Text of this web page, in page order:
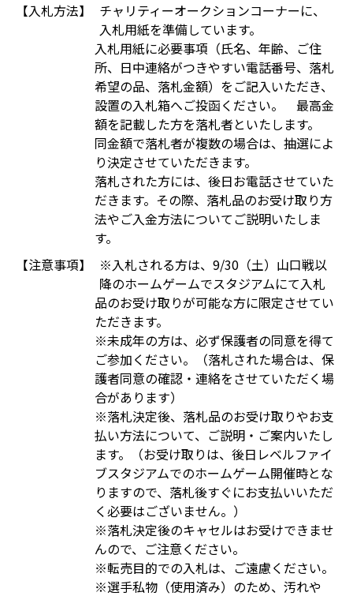
【入札方法】
チャリティーオークションコーナーに、
入札用紙を準備しています。
入札用紙に必要事項（氏名、年齢、ご住
所、日中連絡がつきやすい電話番号、落札
希望の品、落札金額）をご記入いただき、
設置の入札箱へご投函ください。 最高金
額を記載した方を落札者といたします。
同金額で落札者が複数の場合は、抽選によ
り決定させていただきます。
落札された方には、後日お電話させていた
だきます。その際、落札品のお受け取り方
法やご入金方法についてご説明いたしま
す。
【注意事項】
※入札される方は、9/30（土）山口戦以
降のホームゲームでスタジアムにて入札
品のお受け取りが可能な方に限定させてい
ただきます。
※未成年の方は、必ず保護者の同意を得て
ご参加ください。（落札された場合は、保
護者同意の確認・連絡をさせていただく場
合があります）
※落札決定後、落札品のお受け取りやお支
払い方法について、ご説明・ご案内いたし
ます。（お受け取りは、後日レベルファイ
ブスタジアムでのホームゲーム開催時とな
りますので、落札後すぐにお支払いいただ
く必要はございません。）
※落札決定後のキャセルはお受けできませ
んので、ご注意ください。
※転売目的での入札は、ご遠慮ください。
※選手私物（使用済み）のため、汚れや